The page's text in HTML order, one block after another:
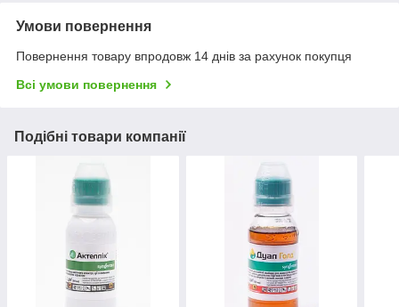
Умови повернення
Повернення товару впродовж 14 днів за рахунок покупця
Всі умови повернення
Подібні товари компанії